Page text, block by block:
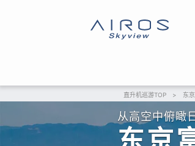
直升机巡游TOP > 东
从高空中俯瞰